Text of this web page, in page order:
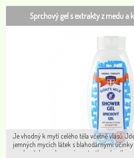
Sprchový gel s extrakty z medu a
Je vhodný k mytí celého těla včetně vlasů.
jemných mycích látek s blahodárnými
medu včely medonosné a extratku z kozího